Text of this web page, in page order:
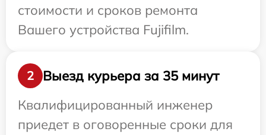
стоимости и сроков ремонта
Вашего устройства Fujifilm.
2
Выезд курьера за 35 минут
Квалифицированный инженер
приедет в оговоренные сроки для